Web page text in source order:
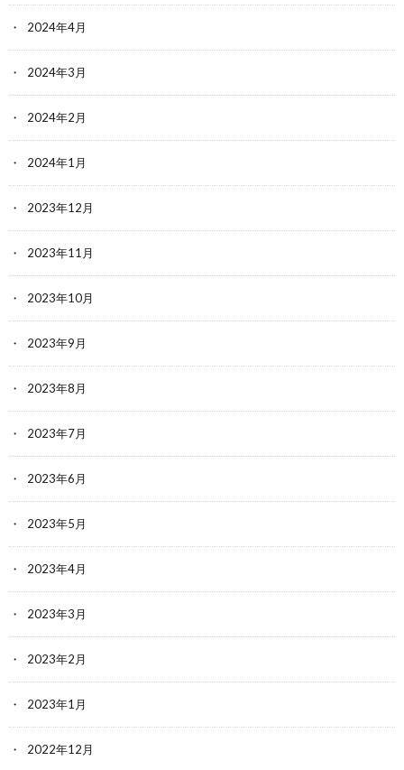
2024年4月
2024年3月
2024年2月
2024年1月
2023年12月
2023年11月
2023年10月
2023年9月
2023年8月
2023年7月
2023年6月
2023年5月
2023年4月
2023年3月
2023年2月
2023年1月
2022年12月